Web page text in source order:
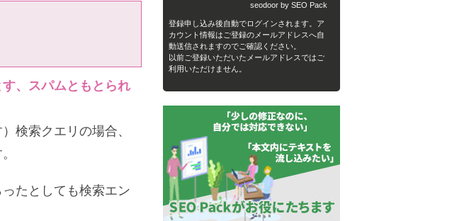
、スパムともとられ
検索クエリの場合、
たとしても検索エン
seodoor by SEO Pack
登録申し込み後自動でログインされます。ア
カウント情報はご登録のメールアドレスへ自
動送信されますのでご確認ください。
以前ご登録いただいたメールアドレスではご
利用いただけません。